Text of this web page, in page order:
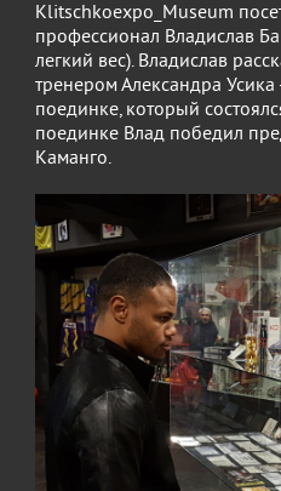
Klitschkoexpo_Museum
профессионал Владислав
легкий вес). Владислав
тренером Александра
поединке, который
поединке Влад победил
Каманго.